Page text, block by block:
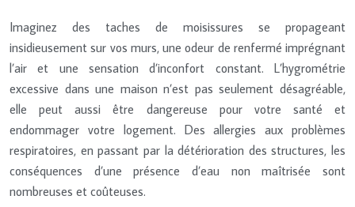
Imaginez des taches de moisissures se propageant
insidieusement sur vos murs, une odeur de renfermé imprégnant
l’air et une sensation d’inconfort constant. L’hygrométrie
excessive dans une maison n’est pas seulement désagréable,
elle peut aussi être dangereuse pour votre santé et
endommager votre logement. Des allergies aux problèmes
respiratoires, en passant par la détérioration des structures, les
conséquences d’une présence d’eau non maîtrisée sont
nombreuses et coûteuses.